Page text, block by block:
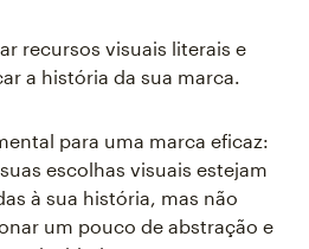
recursos visuais literais e
a história da sua marca.
para uma marca eficaz:
escolhas visuais estejam
à sua história, mas não
um pouco de abstração e